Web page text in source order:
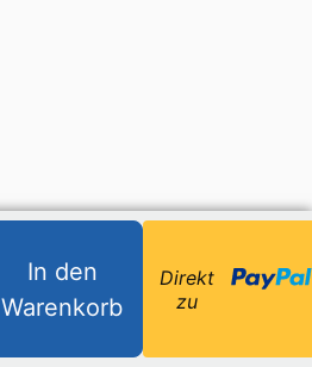
In den
Warenkorb
Direkt
zu